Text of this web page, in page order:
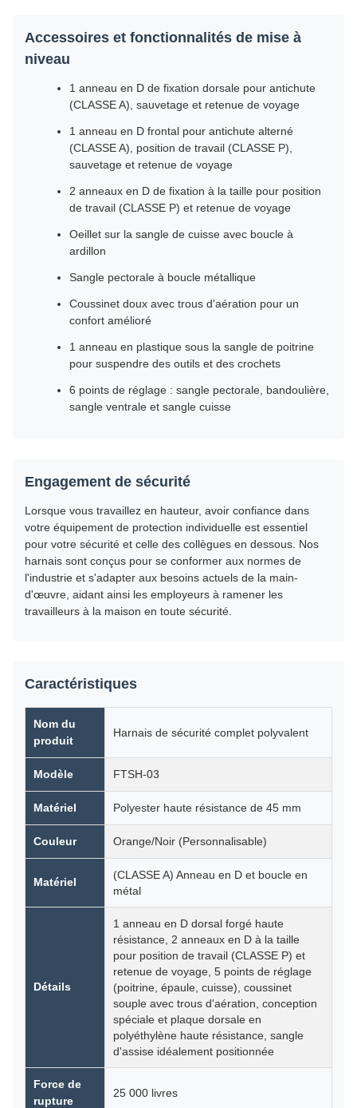
Accessoires et fonctionnalités de mise à
niveau
1 anneau en D de fixation dorsale pour antichute
(CLASSE A), sauvetage et retenue de voyage
1 anneau en D frontal pour antichute alterné
(CLASSE A), position de travail (CLASSE P),
sauvetage et retenue de voyage
2 anneaux en D de fixation à la taille pour position
de travail (CLASSE P) et retenue de voyage
Oeillet sur la sangle de cuisse avec boucle à
ardillon
Sangle pectorale à boucle métallique
Coussinet doux avec trous d'aération pour un
confort amélioré
1 anneau en plastique sous la sangle de poitrine
pour suspendre des outils et des crochets
6 points de réglage : sangle pectorale, bandoulière,
sangle ventrale et sangle cuisse
Engagement de sécurité
Lorsque vous travaillez en hauteur, avoir confiance dans
votre équipement de protection individuelle est essentiel
pour votre sécurité et celle des collègues en dessous. Nos
harnais sont conçus pour se conformer aux normes de
l'industrie et s'adapter aux besoins actuels de la main-
d'œuvre, aidant ainsi les employeurs à ramener les
travailleurs à la maison en toute sécurité.
Caractéristiques
Nom du
produit
Harnais de sécurité complet polyvalent
Modèle FTSH-03
Matériel Polyester haute résistance de 45 mm
Couleur Orange/Noir (Personnalisable)
Matériel
(CLASSE A) Anneau en D et boucle en
métal
Détails
1 anneau en D dorsal forgé haute
résistance, 2 anneaux en D à la taille
pour position de travail (CLASSE P) et
retenue de voyage, 5 points de réglage
(poitrine, épaule, cuisse), coussinet
souple avec trous d'aération, conception
spéciale et plaque dorsale en
polyéthylène haute résistance, sangle
d'assise idéalement positionnée
Force de
rupture
25 000 livres